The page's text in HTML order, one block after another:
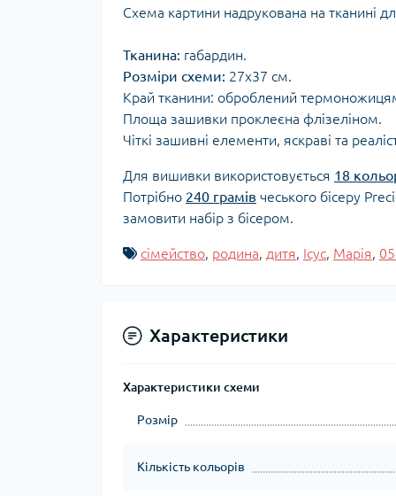
Схема картини надрукована на тканині
Тканина: габардин.
Розміри схеми: 27x37 см.
Край тканини: оброблений
Площа зашивки проклеєна флізеліном.
Чіткі зашивні елементи, яскраві та
Для вишивки використовується 18
Потрібно 240 грамів чеського бісеру
замовити набір з бісером.
сімейство, родина, дитя, Ісус, Марія,
Характеристики
Характеристики схеми
Розмір
Кількість кольорів